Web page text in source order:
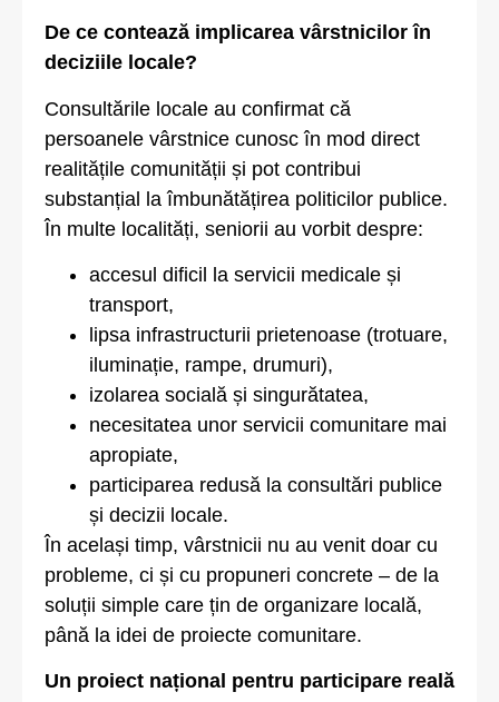
De ce contează implicarea vârstnicilor în
deciziile locale?
Consultările locale au confirmat că
persoanele vârstnice cunosc în mod direct
realitățile comunității și pot contribui
substanțial la îmbunătățirea politicilor publice.
În multe localități, seniorii au vorbit despre:
accesul dificil la servicii medicale și
transport,
lipsa infrastructurii prietenoase (trotuare,
iluminație, rampe, drumuri),
izolarea socială și singurătatea,
necesitatea unor servicii comunitare mai
apropiate,
participarea redusă la consultări publice
și decizii locale.
În același timp, vârstnicii nu au venit doar cu
probleme, ci și cu propuneri concrete – de la
soluții simple care țin de organizare locală,
până la idei de proiecte comunitare.
Un proiect național pentru participare reală